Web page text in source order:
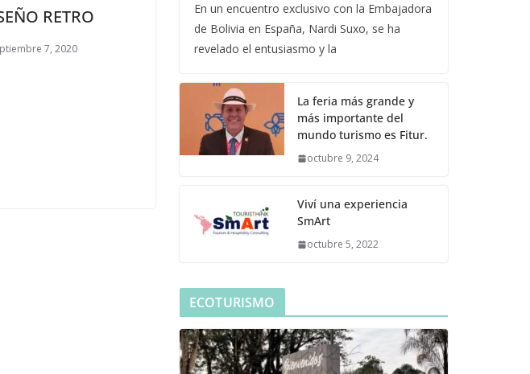
RETRO
7, 2020
En un encuentro exclusivo con la Embajadora
de Bolivia en España, Nardi Suxo, se ha
revelado el entusiasmo y la
La feria más grande y
más importante del
mundo turismo es Fitur.
octubre 9, 2024
Viví una experiencia
SmArt
octubre 5, 2022
ECOTURISMO